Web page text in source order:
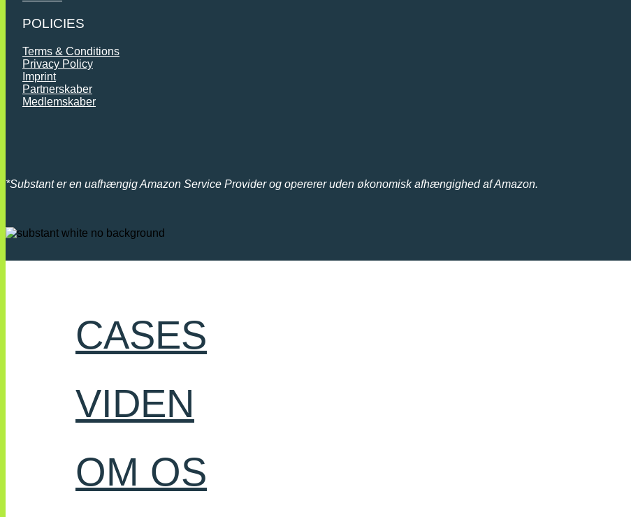
POLICIES
Terms & Conditions
Privacy Policy
Imprint
Partnerskaber
Medlemskaber
*Substant er en uafhængig Amazon Service Provider og opererer uden økonomisk afhængighed af Amazon.
CASES
VIDEN
OM OS